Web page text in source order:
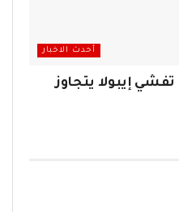
أحدث الاخبار
إيبولا يتجاوز